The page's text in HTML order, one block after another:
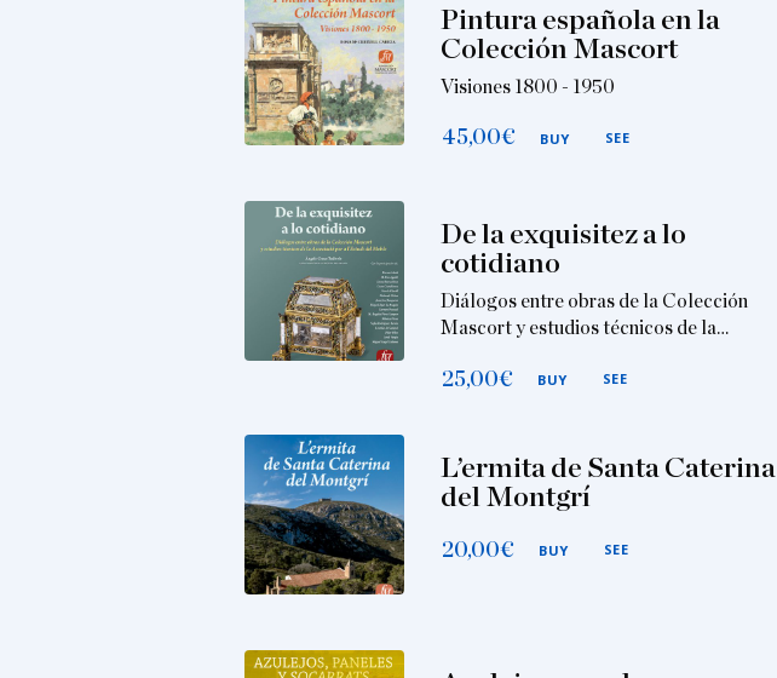
Pintura española en la
Colección Mascort
Visiones 1800 - 1950
45,00€ BUY SEE
De la exquisitez a lo
cotidiano
Diálogos entre obras de la Colección
Mascort y estudios técnicos de la…
25,00€ BUY SEE
L’ermita de Santa Caterina
del Montgrí
20,00€ BUY SEE